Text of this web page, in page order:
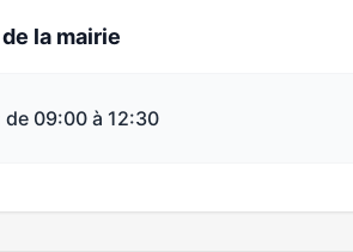
la mairie
de 09:00 à 12:30